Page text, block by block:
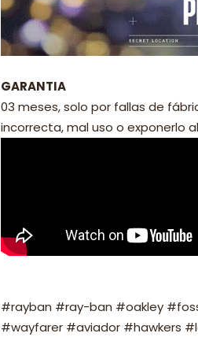
GARANTIA
03 meses, solo por fallas de
incorrecta, mal uso o exponerlo
#rayban #ray-ban #oakley
#wayfarer #aviador #hawkers